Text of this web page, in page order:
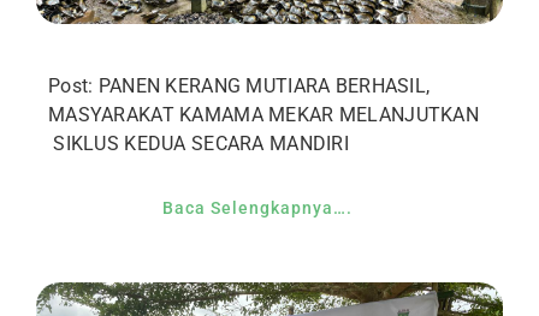
Post: PANEN KERANG MUTIARA BERHASIL,
MASYARAKAT KAMAMA MEKAR MELANJUTKAN
SIKLUS KEDUA SECARA MANDIRI
Baca Selengkapnya….